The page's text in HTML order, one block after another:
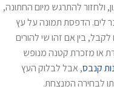
ולחזור להתרגש מיום החתונה,
לים. הדפסת תמונה על עץ
בין אם זהו שי להורים
או מזכרת קטנה מנופש
קנבס, אבל לבלוק העץ
לבחירה המנצחת.